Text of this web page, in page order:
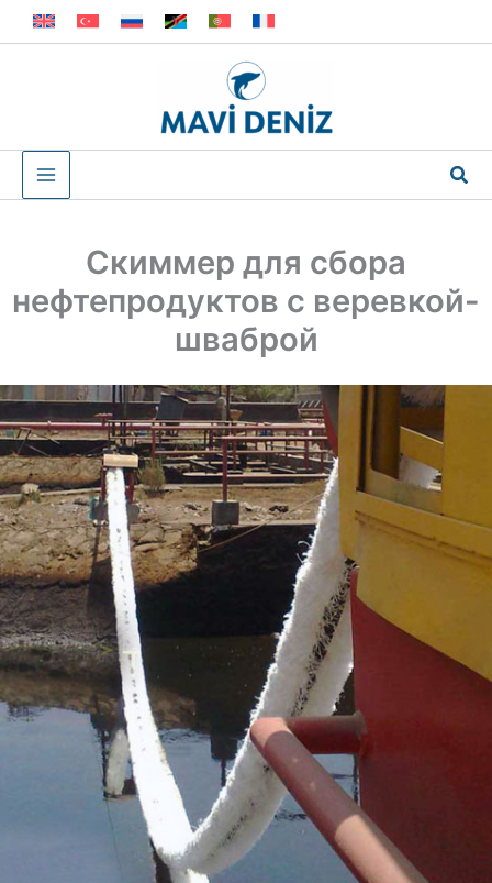
Перейти
к
Скиммер для сбора
нефтепродуктов с веревкой-
шваброй